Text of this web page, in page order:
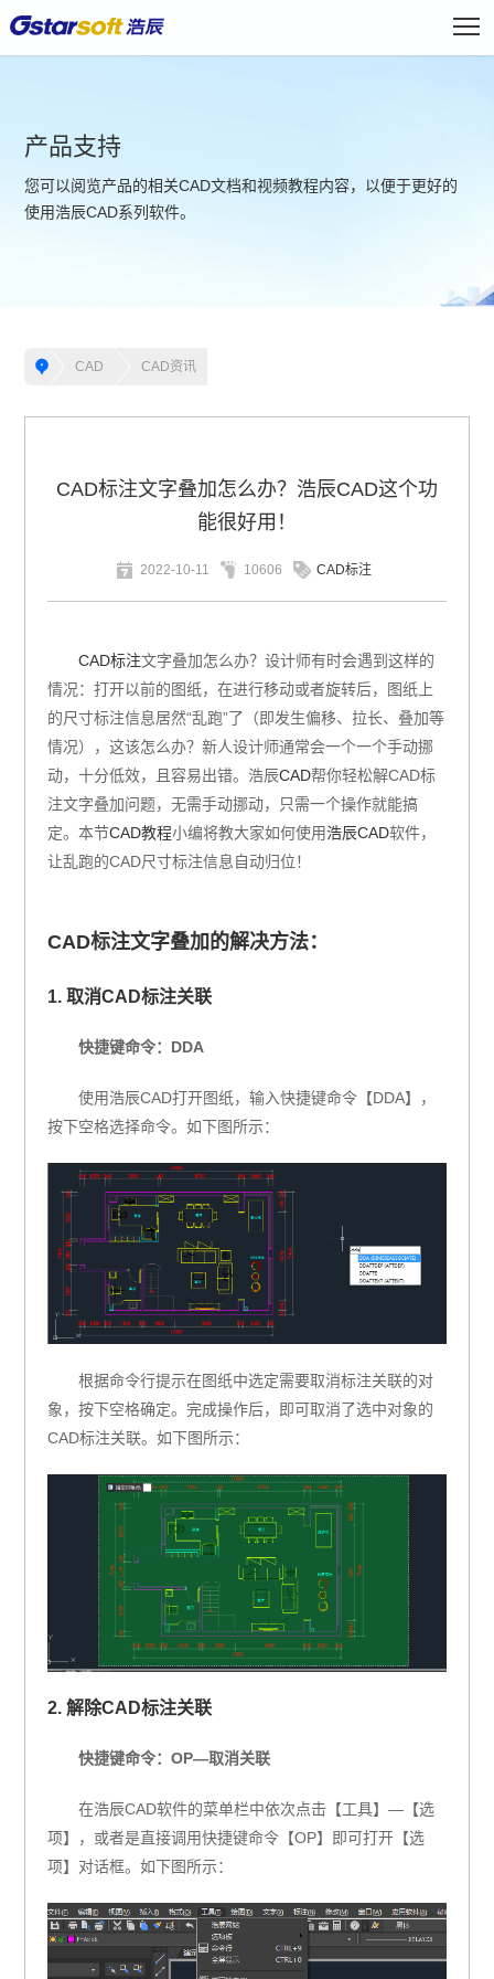
产品支持
您可以阅览产品的相关CAD文档和视频教程内容，以便于更好的
使用浩辰CAD系列软件。
CAD CAD资讯
CAD标注文字叠加怎么办？浩辰CAD这个功
能很好用！
2022-10-11 10606 CAD标注
CAD标注文字叠加怎么办？设计师有时会遇到这样的
情况：打开以前的图纸，在进行移动或者旋转后，图纸上
的尺寸标注信息居然“乱跑”了（即发生偏移、拉长、叠加等
情况），这该怎么办？新人设计师通常会一个一个手动挪
动，十分低效，且容易出错。浩辰CAD帮你轻松解CAD标
注文字叠加问题，无需手动挪动，只需一个操作就能搞
定。本节CAD教程小编将教大家如何使用浩辰CAD软件，
让乱跑的CAD尺寸标注信息自动归位！
CAD标注文字叠加的解决方法：
1. 取消CAD标注关联
快捷键命令：DDA
使用浩辰CAD打开图纸，输入快捷键命令【DDA】，
按下空格选择命令。如下图所示：
根据命令行提示在图纸中选定需要取消标注关联的对
象，按下空格确定。完成操作后，即可取消了选中对象的
CAD标注关联。如下图所示：
2. 解除CAD标注关联
快捷键命令：OP—取消关联
在浩辰CAD软件的菜单栏中依次点击【工具】—【选
项】，或者是直接调用快捷键命令【OP】即可打开【选
项】对话框。如下图所示：